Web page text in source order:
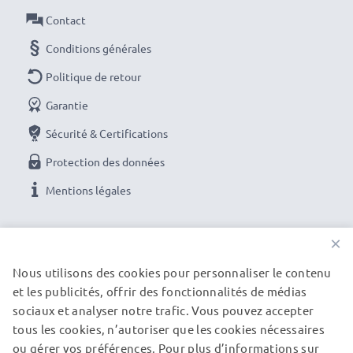
Sony grâce à l’adaptateur secteur subtel.
et une garantie de 3 ans !
Contact
Conditions générales
Politique de retour
Garantie
Sécurité & Certifications
Protection des données
Mentions légales
NOS PARTENAIRES DE LIVRAISON
×
Nous utilisons des cookies pour personnaliser le contenu
et les publicités, offrir des fonctionnalités de médias
sociaux et analyser notre trafic. Vous pouvez accepter
tous les cookies, n’autoriser que les cookies nécessaires
ou gérer vos préférences. Pour plus d’informations sur